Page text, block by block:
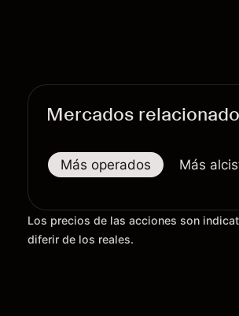
Mercados
Más operados Más
Los precios de las acciones son
diferir de los reales.